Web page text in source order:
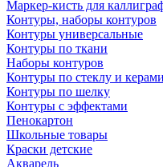
Маркер-кисть для
Контуры, наборы контуров
Контуры универсальные
Контуры по ткани
Наборы контуров
Контуры по стеклу и
Контуры по шелку
Контуры с эффектами
Пенокартон
Школьные товары
Краски детские
Акварель